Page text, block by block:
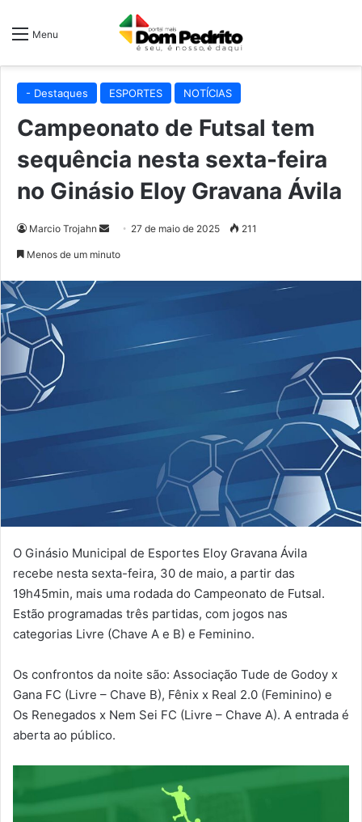
Menu
- Destaques ESPORTES NOTÍCIAS
Campeonato de Futsal tem
sequência nesta sexta-feira
no Ginásio Eloy Gravana Ávila
Marcio Trojahn
Mande27 de maio de 2025 211
Menos de um minuto
O Ginásio Municipal de Esportes Eloy Gravana Ávila
recebe nesta sexta-feira, 30 de maio, a partir das
19h45min, mais uma rodada do Campeonato de Futsal.
Estão programadas três partidas, com jogos nas
categorias Livre (Chave A e B) e Feminino.
Os confrontos da noite são: Associação Tude de Godoy x
Gana FC (Livre – Chave B), Fênix x Real 2.0 (Feminino) e
Os Renegados x Nem Sei FC (Livre – Chave A). A entrada é
aberta ao público.